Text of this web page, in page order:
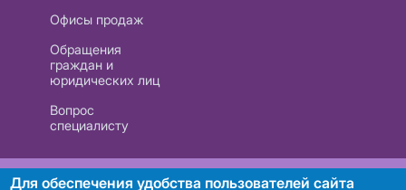
Офисы продаж
Обращения
граждан и
юридических лиц
Вопрос
специалисту
РУП «Белтелеком». УНП 101007741
Для обеспечения удобства пользователей сайта